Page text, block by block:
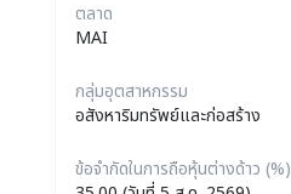
ตลาด
MAI
กลุ่มอุตสาหกรรม
อสังหาริมทรัพย์และก่อสร้าง
ข้อจำกัดในการถือหุ้นต่างด้าว (%)